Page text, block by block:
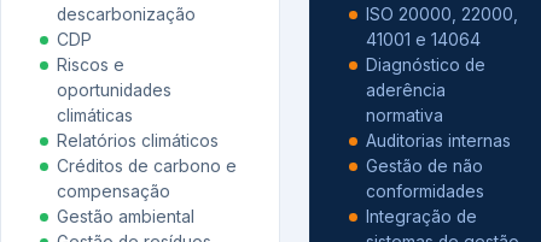
descarbonização
CDP
Riscos e
oportunidades
climáticas
Relatórios climáticos
Créditos de carbono e
compensação
Gestão ambiental
ISO 20000, 22000,
41001 e 14064
Diagnóstico de
aderência
normativa
Auditorias internas
Gestão de não
conformidades
Integração de